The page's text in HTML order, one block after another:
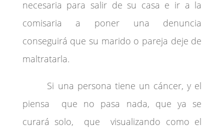
necesaria para salir de su casa e ir a la
comisaria a poner una denuncia
conseguirá que su marido o pareja deje de
maltratarla.
Si una persona tiene un cáncer, y el
piensa que no pasa nada, que ya se
curará solo, que visualizando como el